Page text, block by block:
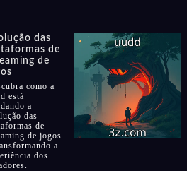
das
de
de
como a
está
a
das
de
de jogos
a
dos